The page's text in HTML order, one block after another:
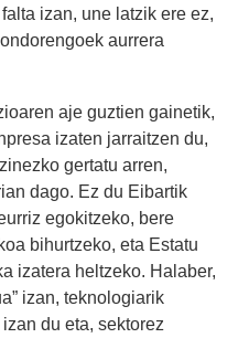
izan, une latzik ere ez,
aurrera
aje guztien gainetik,
izaten jarraitzen du,
gertatu arren,
dago. Ez du Eibartik
egokitzeko, bere
bihurtzeko, eta Estatu
izatera heltzeko. Halaber,
izan, teknologiarik
du eta, sektorez